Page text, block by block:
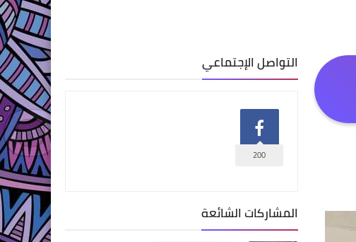
التواصل الإجتماعي
200
المشاركات الشائعة